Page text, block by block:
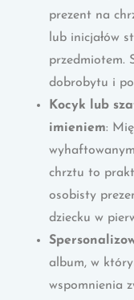
prezent na
lub inicjałów
przedmiotem.
dobrobytu i
Kocyk lub
imieniem:
chrztu to
osobisty
dziecku w
album, w
wspomnienia